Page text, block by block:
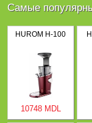
Самые
HUROM H-100
10748 MDL